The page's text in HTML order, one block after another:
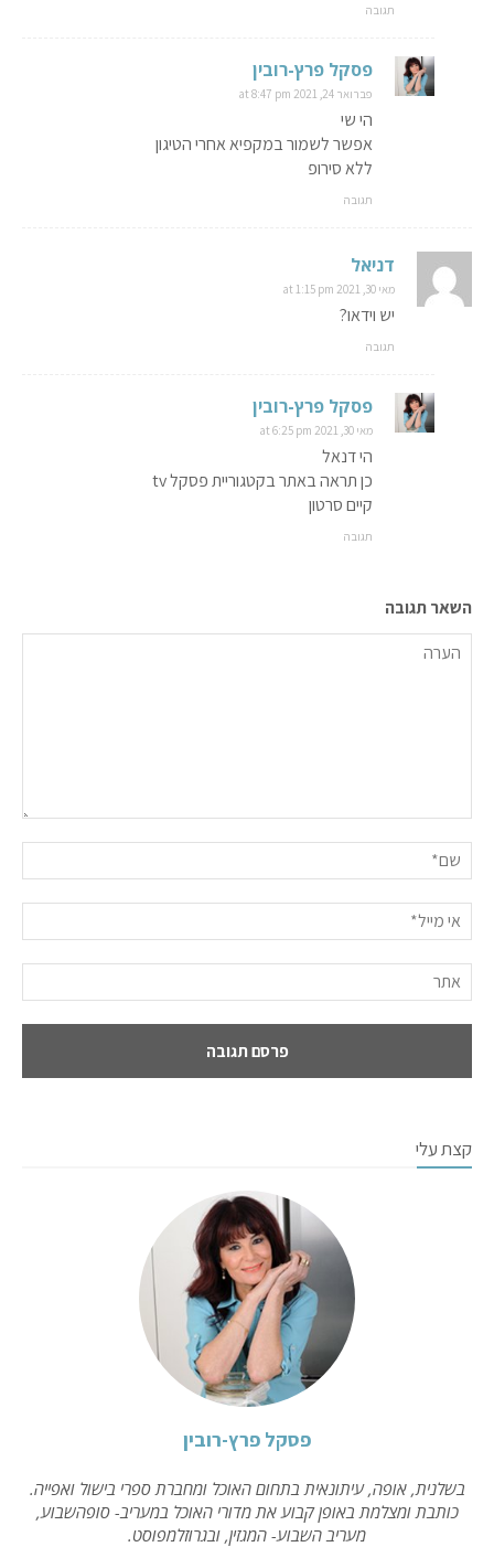
תגובה
פסקל פרץ-רובין
פברואר 24, 2021 at 8:47 pm
הי שי
אפשר לשמור במקפיא אחרי הטיגון
ללא סירופ
תגובה
דניאל
מאי 30, 2021 at 1:15 pm
יש וידאו?
תגובה
פסקל פרץ-רובין
מאי 30, 2021 at 6:25 pm
הי דנאל
כן תראה באתר בקטגוריית פסקל tv
קיים סרטון
תגובה
השאר תגובה
קצת עלי
פסקל פרץ-רובין
בשלנית, אופה, עיתונאית בתחום האוכל ומחברת ספרי בישול ואפייה.
כותבת ומצלמת באופן קבוע את מדורי האוכל במעריב- סופהשבוע,
מעריב השבוע- המגזין, ובגרוזלמפוסט.